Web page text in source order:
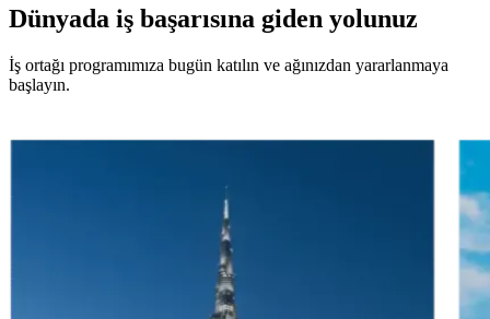
Dünyada iş başarısına giden yolunuz
İş ortağı programımıza bugün katılın ve ağınızdan yararlanmaya
başlayın.